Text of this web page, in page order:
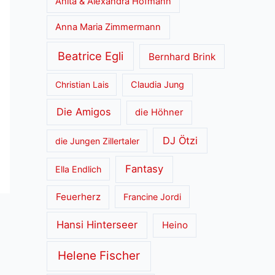
Anna Maria Zimmermann
Beatrice Egli Bernhard Brink
Christian Lais Claudia Jung
Die Amigos die Höhner
die Jungen Zillertaler DJ Ötzi
Ella Endlich Fantasy
Feuerherz Francine Jordi
Hansi Hinterseer Heino
Helene Fischer